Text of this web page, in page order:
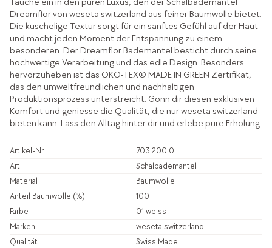
Dreamflor von weseta switzerland aus feiner Baumwolle bietet.
Die kuschelige Textur sorgt für ein sanftes Gefühl auf der Haut
und macht jeden Moment der Entspannung zu einem
besonderen. Der Dreamflor Bademantel besticht durch seine
hochwertige Verarbeitung und das edle Design. Besonders
hervorzuheben ist das ÖKO-TEX® MADE IN GREEN Zertifikat,
das den umweltfreundlichen und nachhaltigen
Produktionsprozess unterstreicht. Gönn dir diesen exklusiven
Komfort und geniesse die Qualität, die nur weseta switzerland
bieten kann. Lass den Alltag hinter dir und erlebe pure Erholung.
Artikel-Nr.
703.200.0
Art
Schalbademantel
Material
Baumwolle
Anteil Baumwolle (%)
100
Farbe
01 weiss
Marken
weseta switzerland
Qualität
Swiss Made